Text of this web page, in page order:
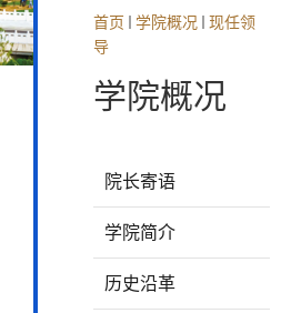
首页 学院概况
现任领
导
学院概况
院长寄语
学院简介
历史沿革